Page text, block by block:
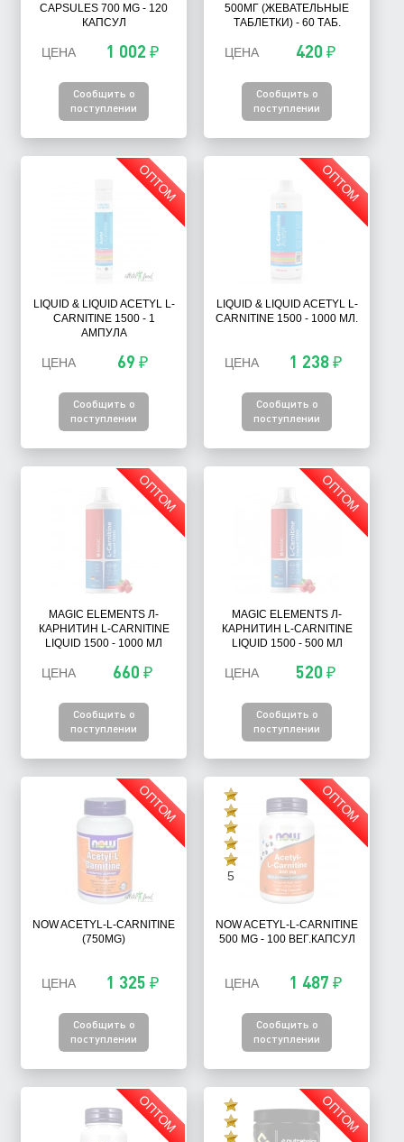
CAPSULES 700 MG - 120
КАПСУЛ
ЦЕНА 1 002 ₽
Сообщить о
поступлении
500МГ (ЖЕВАТЕЛЬНЫЕ
ТАБЛЕТКИ) - 60 ТАБ.
ЦЕНА 420 ₽
Сообщить о
поступлении
ОПТОМ
LIQUID & LIQUID ACETYL L-
CARNITINE 1500 - 1
АМПУЛА
ЦЕНА 69 ₽
Сообщить о
поступлении
ОПТОМ
LIQUID & LIQUID ACETYL L-
CARNITINE 1500 - 1000 МЛ.
ЦЕНА 1 238 ₽
Сообщить о
поступлении
ОПТОМ
MAGIC ELEMENTS Л-
КАРНИТИН L-CARNITINE
LIQUID 1500 - 1000 МЛ
ЦЕНА 660 ₽
Сообщить о
поступлении
ОПТОМ
MAGIC ELEMENTS Л-
КАРНИТИН L-CARNITINE
LIQUID 1500 - 500 МЛ
ЦЕНА 520 ₽
Сообщить о
поступлении
ОПТОМ
NOW ACETYL-L-CARNITINE
(750MG)
ЦЕНА 1 325 ₽
Сообщить о
поступлении
ОПТОМ
5
NOW ACETYL-L-CARNITINE
500 MG - 100 ВЕГ.КАПСУЛ
ЦЕНА 1 487 ₽
Сообщить о
поступлении
ОПТОМ ОПТОМ